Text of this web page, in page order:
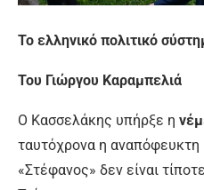
Το ελληνικό πολιτικό
Του Γιώργου Καραμπελιά
Ο Κασσελάκης υπήρξε η
ταυτόχρονα η αναπόφευκτη
«Στέφανος» δεν είναι